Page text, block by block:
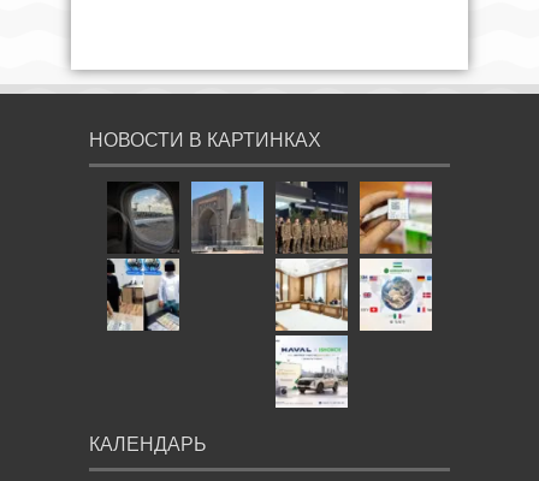
НОВОСТИ В КАРТИНКАХ
КАЛЕНДАРЬ